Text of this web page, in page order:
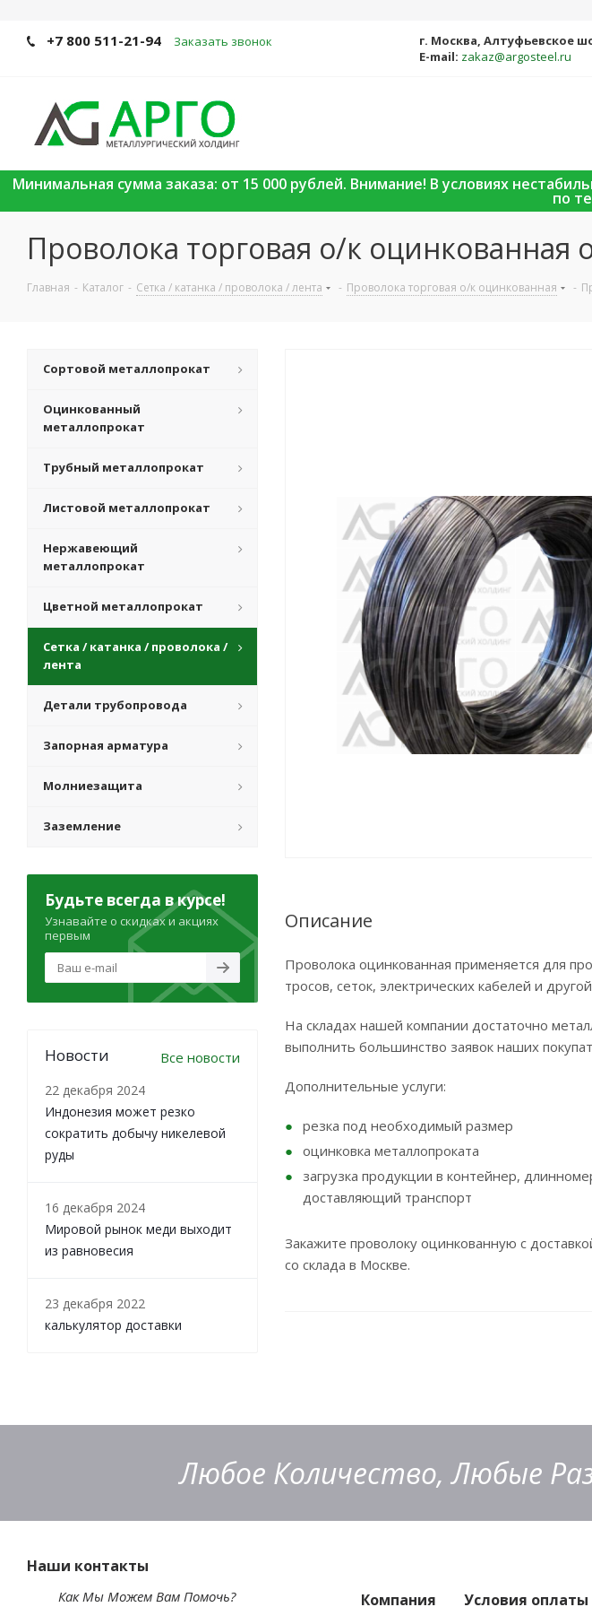
+7 800 511-21-94 Заказать звонок
г. Москва, Алтуфьевское
E-mail: zakaz@argosteel.ru
Минимальная сумма заказа: от 15 000 рублей. Внимание! В условиях
по
Проволока торговая о/к
Главная - Каталог - Сетка / катанка / проволока / лента - Проволока торговая о/к оцинкованная -
Описание
Проволока оцинкованная применяется для
тросов, сеток, электрических кабелей и
На складах нашей компании достаточно
выполнить большинство заявок наших
Дополнительные услуги:
резка под необходимый размер
оцинковка металлопроката
загрузка продукции в контейнер,
доставляющий транспорт
Закажите проволоку оцинкованную с
со склада в Москве.
Сортовой металлопрокат
Оцинкованный
металлопрокат
Трубный металлопрокат
Листовой металлопрокат
Нержавеющий
металлопрокат
Цветной металлопрокат
Сетка / катанка / проволока /
лента
Детали трубопровода
Запорная арматура
Молниезащита
Заземление
Будьте всегда в курсе!
Узнавайте о скидках и акциях
первым
Новости Все новости
22 декабря 2024
Индонезия может резко
сократить добычу никелевой
руды
16 декабря 2024
Мировой рынок меди выходит
из равновесия
23 декабря 2022
калькулятор доставки
Любое Количество, Любые
Наши контакты
Как Мы Можем Вам Помочь? Компания Условия оплаты